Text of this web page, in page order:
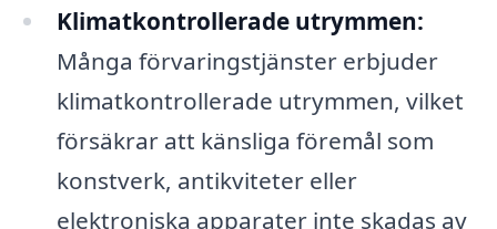
Klimatkontrollerade utrymmen:
Många förvaringstjänster erbjuder
klimatkontrollerade utrymmen, vilket
försäkrar att känsliga föremål som
konstverk, antikviteter eller
elektroniska apparater inte skadas av